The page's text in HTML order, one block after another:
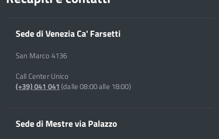
Sede di Venezia Ca' Farsetti
San Marco 4136
Call Center Unico
(+39) 041 041(dalle 08:00 alle 18:00)
Sede di Mestre via Palazzo